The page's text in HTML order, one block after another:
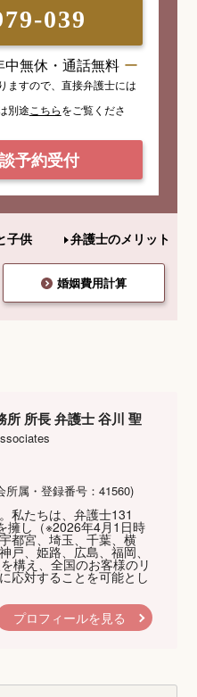
039
無休・通話無料
すので、 直接弁護士には
別途 こちらをご覧くださ
予約受付
子供 弁護士のメリット
婚姻費用計算
所 所長 弁護士 谷川 聖
所属・登録番号：41560)
私たちは、弁護士131
擁し（※2026年4月1日時
都宮、埼玉、千葉、横
戸、姫路、広島、福岡、
構え、全国のお客様のリ
応対することを可能とし
プロフィールを見る